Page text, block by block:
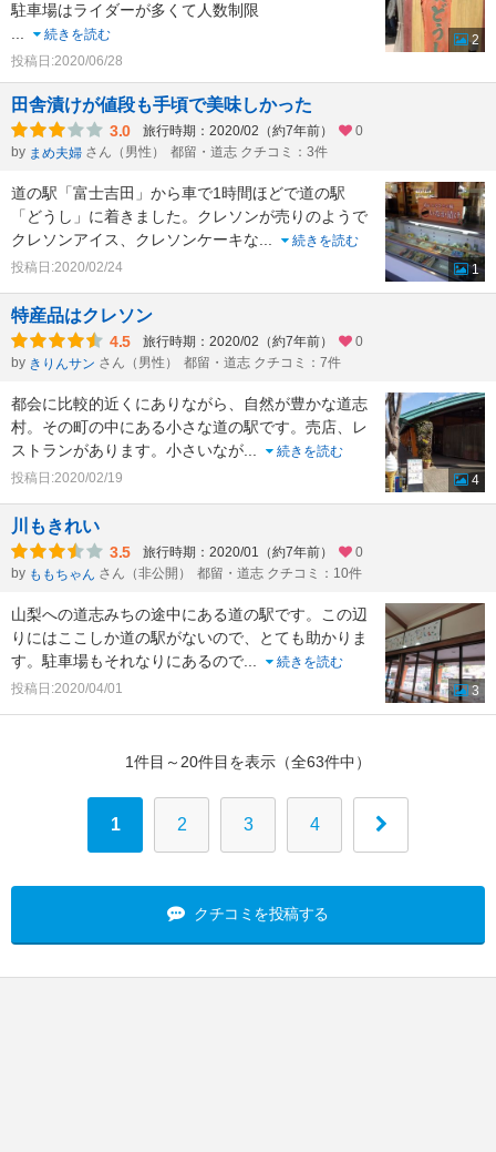
駐車場はライダーが多くて人数制限
...
続きを読む
投稿日:2020/06/28
2
田舎漬けが値段も手頃で美味しかった
3.0 旅行時期：2020/02（約7年前）
0
by まめ夫婦 さん（男性） 都留・道志 クチコミ：3件
道の駅「富士吉田」から車で1時間ほどで道の駅
「どうし」に着きました。クレソンが売りのようで
クレソンアイス、クレソンケーキな...
続きを読む
投稿日:2020/02/24
1
特産品はクレソン
4.5 旅行時期：2020/02（約7年前）
0
by きりんサン さん（男性） 都留・道志 クチコミ：7件
都会に比較的近くにありながら、自然が豊かな道志
村。その町の中にある小さな道の駅です。売店、レ
ストランがあります。小さいなが...
続きを読む
投稿日:2020/02/19
4
川もきれい
3.5 旅行時期：2020/01（約7年前）
0
by ももちゃん さん（非公開） 都留・道志 クチコミ：10件
山梨への道志みちの途中にある道の駅です。この辺
りにはここしか道の駅がないので、とても助かりま
す。駐車場もそれなりにあるので...
続きを読む
投稿日:2020/04/01
3
1件目～20件目を表示（全63件中）
1 2 3 4
クチコミを投稿する